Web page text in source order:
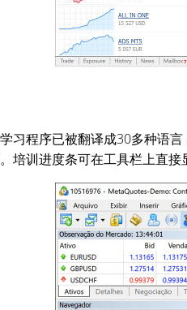
习程序已被翻译成30多种语
培训进度条可在工具栏上直接